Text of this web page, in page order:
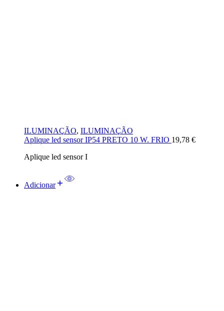
ILUMINAÇÃO, ILUMINAÇÃO
Aplique led sensor IP54 PRETO 10 W. FRIO 19,78 €
Aplique led sensor I
Adicionar